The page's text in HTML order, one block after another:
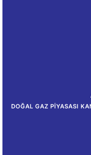
DOĞAL GAZ PIYASASI